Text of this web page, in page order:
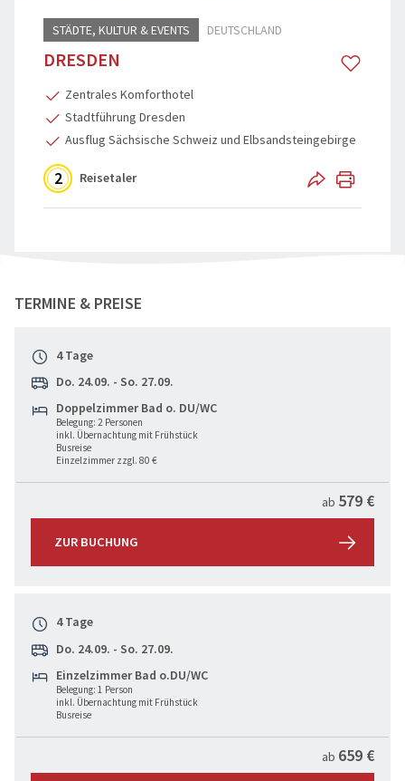
Reisegutschein
Katalogbestellung
Reisebegleiter
Grundpakete & Zustiege
STÄDTE, KULTUR & EVENTS DEUTSCHLAND
DRESDEN
Zentrales Komforthotel
Stadtführung Dresden
Ausflug Sächsische Schweiz und Elbsandsteingebirge
2 Reisetaler
TERMINE & PREISE
4 Tage
Do. 24.09. - So. 27.09.
Doppelzimmer Bad o. DU/WC
Belegung: 2 Personen
inkl. Übernachtung mit Frühstück
Busreise
Einzelzimmer zzgl. 80 €
ab 579 €
ZUR BUCHUNG
4 Tage
Do. 24.09. - So. 27.09.
Einzelzimmer Bad o.DU/WC
Belegung: 1 Person
inkl. Übernachtung mit Frühstück
Busreise
ab 659 €